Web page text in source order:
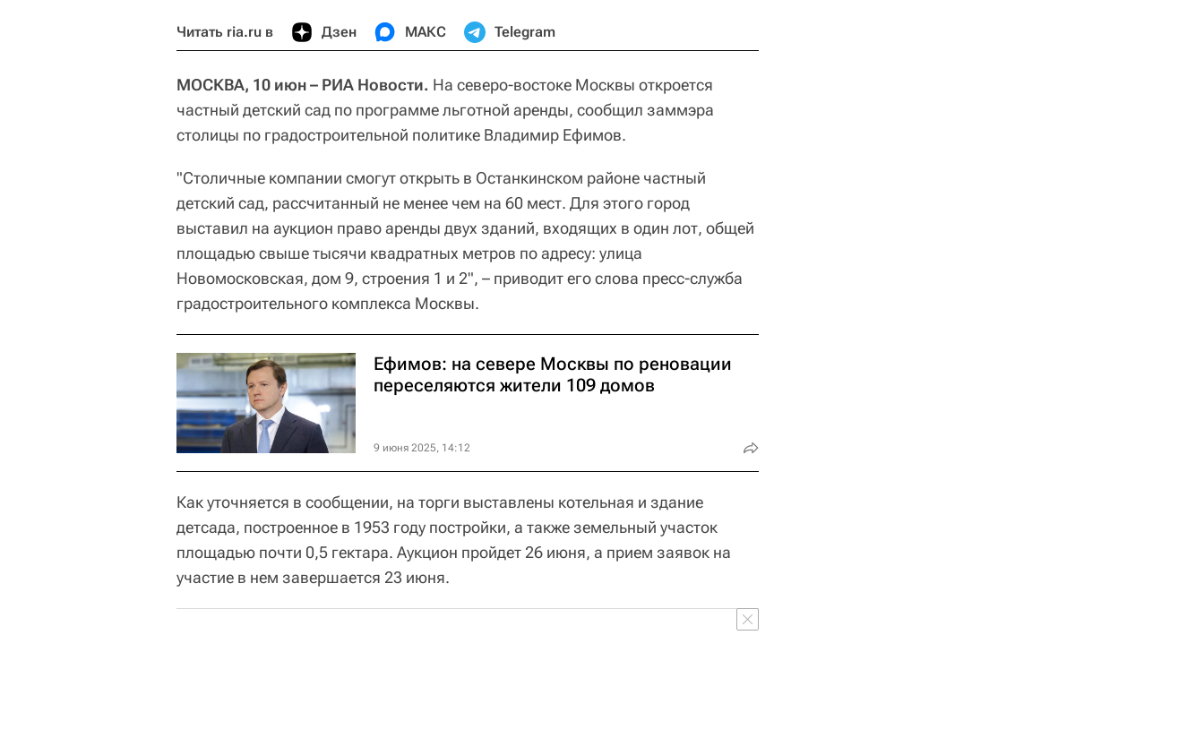
Читать ria.ru в Дзен МАКС Telegram
МОСКВА, 10 июн – РИА Новости. На северо-востоке Москвы откроется
частный детский сад по программе льготной аренды, сообщил заммэра
столицы по градостроительной политике Владимир Ефимов.
"Столичные компании смогут открыть в Останкинском районе частный
детский сад, рассчитанный не менее чем на 60 мест. Для этого город
выставил на аукцион право аренды двух зданий, входящих в один лот, общей
площадью свыше тысячи квадратных метров по адресу: улица
Новомосковская, дом 9, строения 1 и 2", – приводит его слова пресс-служба
градостроительного комплекса Москвы.
Ефимов: на севере Москвы по реновации
переселяются жители 109 домов
9 июня 2025, 14:12
Как уточняется в сообщении, на торги выставлены котельная и здание
детсада, построенное в 1953 году постройки, а также земельный участок
площадью почти 0,5 гектара. Аукцион пройдет 26 июня, а прием заявок на
участие в нем завершается 23 июня.